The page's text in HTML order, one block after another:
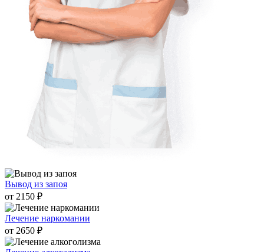
Вывод из запоя
от 2150 ₽
Лечение наркомании
от 2650 ₽